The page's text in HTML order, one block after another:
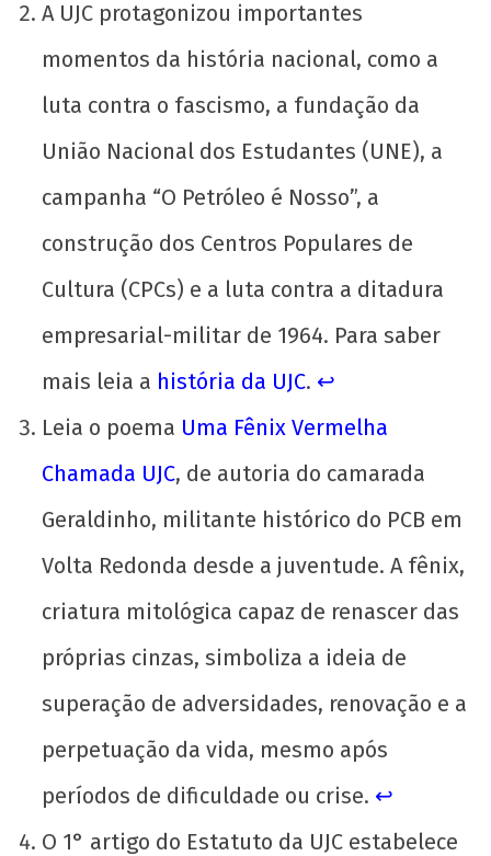
A UJC protagonizou importantes
momentos da história nacional, como a
luta contra o fascismo, a fundação da
União Nacional dos Estudantes (UNE), a
campanha “O Petróleo é Nosso”, a
construção dos Centros Populares de
Cultura (CPCs) e a luta contra a ditadura
empresarial-militar de 1964. Para saber
mais leia a história da UJC. ↩︎
Leia o poema Uma Fênix Vermelha
Chamada UJC, de autoria do camarada
Geraldinho, militante histórico do PCB em
Volta Redonda desde a juventude. A fênix,
criatura mitológica capaz de renascer das
próprias cinzas, simboliza a ideia de
superação de adversidades, renovação e a
perpetuação da vida, mesmo após
períodos de dificuldade ou crise. ↩︎
O 1° artigo do Estatuto da UJC estabelece